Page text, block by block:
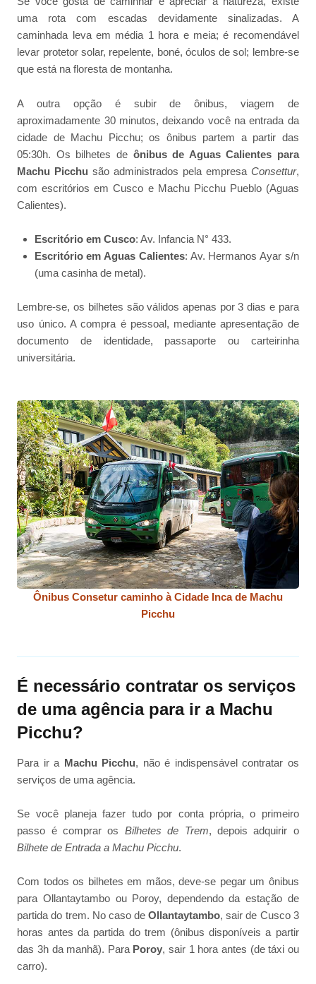
uma rota com escadas devidamente sinalizadas. A
caminhada leva em média 1 hora e meia; é recomendável
levar protetor solar, repelente, boné, óculos de sol; lembre-se
que está na floresta de montanha.
A outra opção é subir de ônibus, viagem de
aproximadamente 30 minutos, deixando você na entrada da
cidade de Machu Picchu; os ônibus partem a partir das
05:30h. Os bilhetes de ônibus de Aguas Calientes para
Machu Picchu são administrados pela empresa Consettur,
com escritórios em Cusco e Machu Picchu Pueblo (Aguas
Calientes).
Escritório em Cusco: Av. Infancia N° 433.
Escritório em Aguas Calientes: Av. Hermanos Ayar s/n
(uma casinha de metal).
Lembre-se, os bilhetes são válidos apenas por 3 dias e para
uso único. A compra é pessoal, mediante apresentação de
documento de identidade, passaporte ou carteirinha
universitária.
Ônibus Consetur caminho à Cidade Inca de Machu
Picchu
É necessário contratar os serviços
de uma agência para ir a Machu
Picchu?
Para ir a Machu Picchu, não é indispensável contratar os
serviços de uma agência.
Se você planeja fazer tudo por conta própria, o primeiro
passo é comprar os Bilhetes de Trem, depois adquirir o
Bilhete de Entrada a Machu Picchu.
Com todos os bilhetes em mãos, deve-se pegar um ônibus
para Ollantaytambo ou Poroy, dependendo da estação de
partida do trem. No caso deOllantaytambo, sair de Cusco 3
horas antes da partida do trem (ônibus disponíveis a partir
das 3h da manhã). Para Poroy, sair 1 hora antes (de táxi ou
carro).